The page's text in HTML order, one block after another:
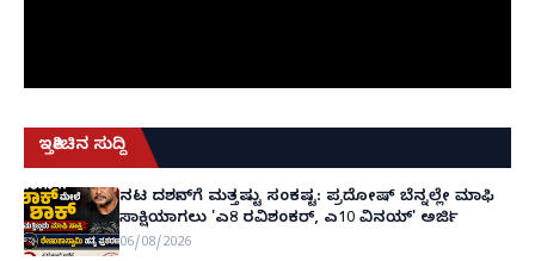
ಇತ್ತೀಚಿನ ಸುದ್ದಿ
ನಟ ದರ್ಶನ್‌ಗೆ ಮತ್ತಷ್ಟು ಸಂಕಷ್ಟ: ಪ್ರದೋಷ್ ಬೆನ್ನಲ್ಲೇ ಮಾಫಿ
ಸಾಕ್ಷಿಯಾಗಲು 'ಎ8 ರವಿಶಂಕರ್, ಎ10 ವಿನಯ್' ಅರ್ಜಿ!
06/08/2026